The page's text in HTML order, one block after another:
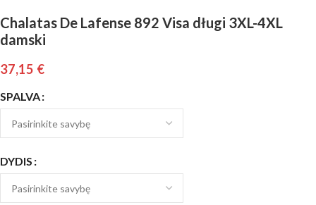
Chalatas De Lafense 892 Visa długi 3XL-4XL
damski
37,15 €
SPALVA
DYDIS